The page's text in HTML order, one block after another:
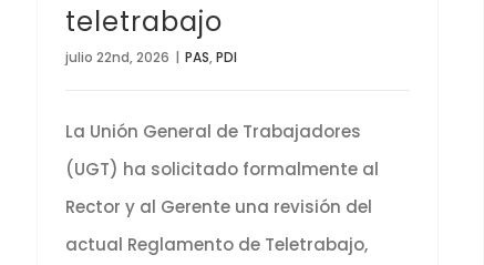
teletrabajo
julio 22nd, 2026 | PAS,PDI
La Unión General de Trabajadores
(UGT) ha solicitado formalmente al
Rector y al Gerente una revisión del
actual Reglamento de Teletrabajo,